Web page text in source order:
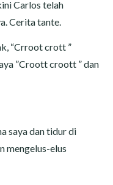
Carlos telah
Cerita tante.
“Crroot crott ”
”Croott croott ” dan
saya dan tidur di
mengelus-elus